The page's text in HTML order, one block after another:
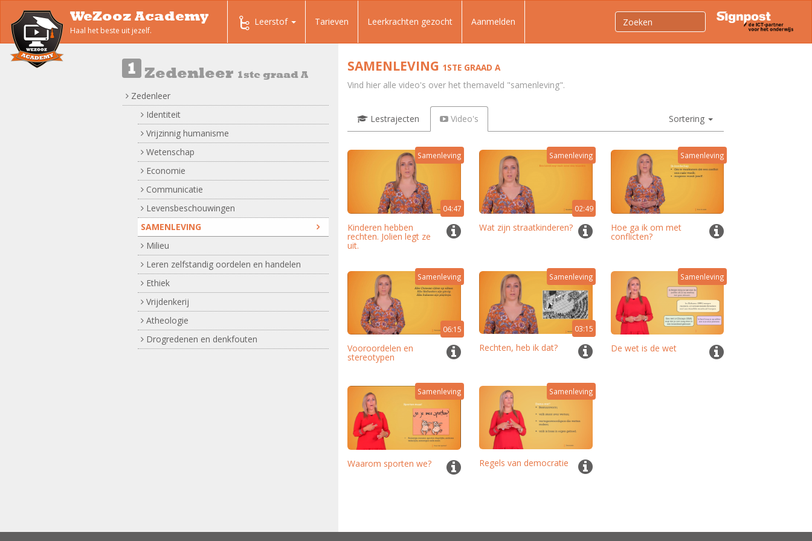
WeZooz Academy
Haal het beste uit jezelf.
Leerstof Tarieven Leerkrachten gezocht Aanmelden
Zedenleer 1ste graad A
Zedenleer
Identiteit
Vrijzinnig humanisme
Wetenschap
Economie
Communicatie
Levensbeschouwingen
SAMENLEVING
Milieu
Leren zelfstandig oordelen en handelen
Ethiek
Vrijdenkerij
Atheologie
Drogredenen en denkfouten
SAMENLEVING 1STE GRAAD A
Vind hier alle video's over het themaveld "samenleving".
Lestrajecten Video's Sortering
Samenleving
04:47
Kinderen hebben
rechten. Jolien legt ze
uit.
Samenleving
02:49
Wat zijn straatkinderen?
Samenleving
Hoe ga ik om met
conflicten?
Samenleving
06:15
Vooroordelen en
stereotypen
Samenleving
03:15
Rechten, heb ik dat?
Samenleving
De wet is de wet
Samenleving
Waarom sporten we?
Samenleving
Regels van democratie